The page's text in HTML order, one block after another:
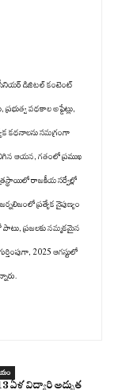
సీనియర్ డిజిటల్ కంటెంట్
పథకాల అప్డేట్లు,
కథనాలను సమగ్రంగా
ఆయన, గతంలో ప్రముఖ
రాజకీయ సర్వేల్లో
ప్రత్యేక నైపుణ్యం
ప్రజలకు నమ్మకమైన
2025 ఆగస్టులో